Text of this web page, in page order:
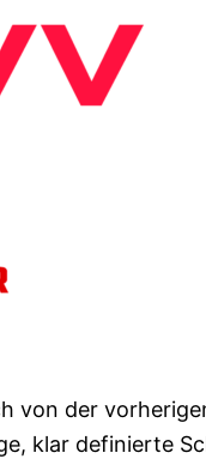
von der
klar definierte